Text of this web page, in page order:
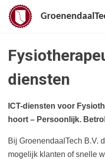
diensten
ICT-diensten voor
hoort – Persoonlijk.
Bij GroenendaalTech B.V.
mogelijk klanten of snelle